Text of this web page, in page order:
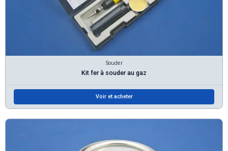
Souder
Kit fer à souder au gaz
Voir et acheter